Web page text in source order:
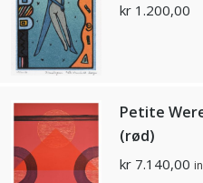
kr 1.200,00
Petite
(rød)
kr 7.140,00